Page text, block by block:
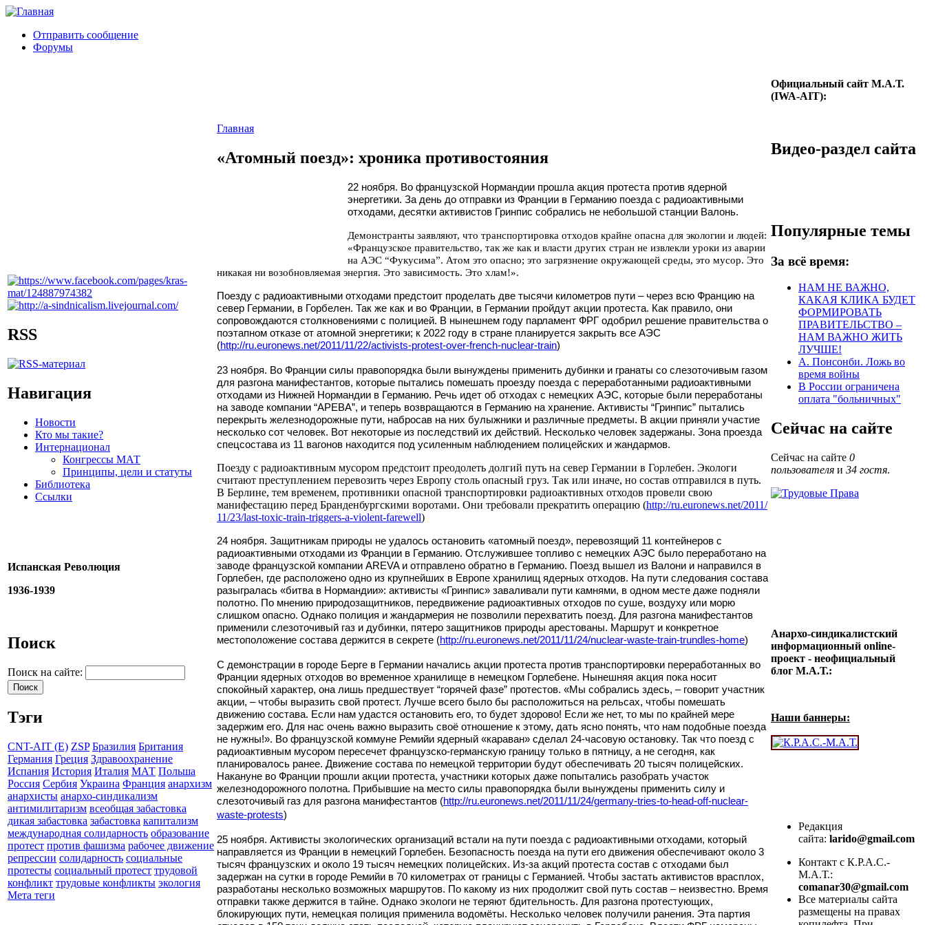
Отправить сообщение
Форумы
RSS
Навигация
Новости
Кто мы такие?
Интернационал
Конгрессы МАТ
Принципы, цели и статуты
Библиотека
Ссылки
Испанская Революция
1936-1939
Поиск
Поиск на сайте:
Тэги
CNT-AIT (E) ZSP Бразилия Британия
Германия Греция Здравоохранение
Испания История Италия МАТ Польша
Россия Сербия Украина Франция анархизм
анархисты анархо-синдикализм
антимилитаризм всеобщая забастовка
дикая забастовка забастовка капитализм
международная солидарность образование
протест против фашизма рабочее движение
репрессии солидарность социальные
протесты социальный протест трудовой
конфликт трудовые конфликты экология
Мета теги
Главная
«Атомный поезд»: хроника противостояния
22 ноября. Во французской Нормандии прошла акция протеста против ядерной
энергетики. За день до отправки из Франции в Германию поезда с радиоактивными
отходами, десятки активистов Гринпис собрались не небольшой станции Валонь.
Демонстранты заявляют, что транспортировка отходов крайне опасна для экологии и людей:
«Французское правительство, так же как и власти других стран не извлекли уроки из аварии
на АЭС “Фукусима”. Атом это опасно; это загрязнение окружающей среды, это мусор. Это
никакая ни возобновляемая энергия. Это зависимость. Это хлам!».
Поезду с радиоактивными отходами предстоит проделать две тысячи километров пути – через всю Францию на
север Германии, в Горбелен. Так же как и во Франции, в Германии пройдут акции протеста. Как правило, они
сопровождаются столкновениями с полицией. В нынешнем году парламент ФРГ одобрил решение правительства о
поэтапном отказе от атомной энергетики; к 2022 году в стране планируется закрыть все АЭС
(http://ru.euronews.net/2011/11/22/activists-protest-over-french-nuclear-train)
23 ноября. Во Франции силы правопорядка были вынуждены применить дубинки и гранаты со слезоточивым газом
для разгона манифестантов, которые пытались помешать проезду поезда с переработанными радиоактивными
отходами из Нижней Нормандии в Германию. Речь идет об отходах с немецких АЭС, которые были переработаны
на заводе компании “АРЕВА”, и теперь возвращаются в Германию на хранение. Активисты “Гринпис” пытались
перекрыть железнодорожные пути, набросав на них булыжники и различные предметы. В акции приняли участие
несколько сот человек. Вот некоторые из последствий их действий. Несколько человек задержаны. Зона проезда
спецсостава из 11 вагонов находится под усиленным наблюдением полицейских и жандармов.
Поезду с радиоактивным мусором предстоит преодолеть долгий путь на север Германии в Горлебен. Экологи
считают преступлением перевозить через Европу столь опасный груз. Так или иначе, но состав отправился в путь.
В Берлине, тем временем, противники опасной транспортировки радиоактивных отходов провели свою
манифестацию перед Бранденбургскими воротами. Они требовали прекратить операцию (http://ru.euronews.net/2011/
11/23/last-toxic-train-triggers-a-violent-farewell)
24 ноября. Защитникам природы не удалось остановить «атомный поезд», перевозящий 11 контейнеров с
радиоактивными отходами из Франции в Германию. Отслужившее топливо с немецких АЭС было переработано на
заводе французской компании AREVA и отправлено обратно в Германию. Поезд вышел из Валони и направился в
Горлебен, где расположено одно из крупнейших в Европе хранилищ ядерных отходов. На пути следования состава
разыгралась «битва в Нормандии»: активисты «Гринпис» заваливали пути камнями, в одном месте даже подняли
полотно. По мнению природозащитников, передвижение радиоактивных отходов по суше, воздуху или морю
слишком опасно. Однако полиция и жандармерия не позволили перехватить поезд. Для разгона манифестантов
применили слезоточивый газ и дубинки, пятеро защитников природы арестованы. Маршрут и конкретное
местоположение состава держится в секрете (http://ru.euronews.net/2011/11/24/nuclear-waste-train-trundles-home)
С демонстрации в городе Берге в Германии начались акции протеста против транспортировки переработанных во
Франции ядерных отходов во временное хранилище в немецком Горлебене. Нынешняя акция пока носит
спокойный характер, она лишь предшествует “горячей фазе” протестов. «Мы собрались здесь, – говорит участник
акции, – чтобы выразить свой протест. Лучше всего было бы расположиться на рельсах, чтобы помешать
движению состава. Если нам удастся остановить его, то будет здорово! Если же нет, то мы по крайней мере
задержим его. Для нас очень важно выразить своё отношение к этому, дать ясно понять, что нам подобные поезда
не нужны!». Во французской коммуне Ремийи ядерный «караван» сделал 24-часовую остановку. Так что поезд с
радиоактивным мусором пересечет французско-германскую границу только в пятницу, а не сегодня, как
планировалось ранее. Движение состава по немецкой территории будут обеспечивать 20 тысяч полицейских.
Накануне во Франции прошли акции протеста, участники которых даже попытались разобрать участок
железнодорожного полотна. Прибывшие на место силы правопорядка были вынуждены применить силу и
слезоточивый газ для разгона манифестантов (http://ru.euronews.net/2011/11/24/germany-tries-to-head-off-nuclear-
waste-protests)
25 ноября. Активисты экологических организаций встали на пути поезда с радиоактивными отходами, который
направляется из Франции в немецкий Горлебен. Безопасность поезда на пути его движения обеспечивают около 3
тысяч французских и около 19 тысяч немецких полицейских. Из-за акций протеста состав с отходами был
задержан на сутки в городе Ремийи в 70 километрах от границы с Германией. Чтобы застать активистов врасплох,
разработаны несколько возможных маршрутов. По какому из них продолжит свой путь состав – неизвестно. Время
отправки также держится в тайне. Однако экологи не теряют бдительность. Для разгона протестующих,
блокирующих пути, немецкая полиция применила водомёты. Несколько человек получили ранения. Эта партия
Официальный сайт М.А.Т.
(IWA-AIT):
Видео-раздел сайта
Популярные темы
За всё время:
НАМ НЕ ВАЖНО,
КАКАЯ КЛИКА БУДЕТ
ФОРМИРОВАТЬ
ПРАВИТЕЛЬСТВО –
НАМ ВАЖНО ЖИТЬ
ЛУЧШЕ!
А. Понсонби. Ложь во
время войны
В России ограничена
оплата "больничных"
Сейчас на сайте
Сейчас на сайте 0
пользователя и 34 гостя.
Анархо-синдикалистский
информационный online-
проект - неофициальный
блог М.А.Т.:
Наши баннеры:
Редакция
сайта: larido@gmail.com
Контакт с К.Р.А.С.-
М.А.Т.:
comanar30@gmail.com
Все материалы сайта
размещены на правах